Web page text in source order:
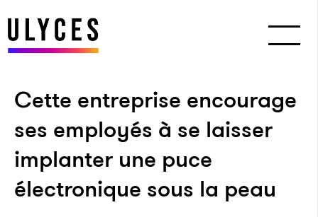
Cette entreprise encourage
ses employés à se laisser
implanter une puce
électronique sous la peau